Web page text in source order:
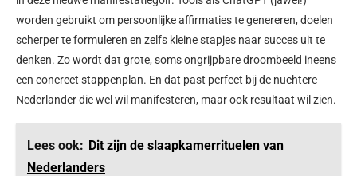
worden gebruikt om persoonlijke affirmaties te genereren, doelen
scherper te formuleren en zelfs kleine stapjes naar succes uit te
denken. Zo wordt dat grote, soms ongrijpbare droombeeld ineens
een concreet stappenplan. En dat past perfect bij de nuchtere
Nederlander die wel wil manifesteren, maar ook resultaat wil zien.
Lees ook: Dit zijn de slaapkamerrituelen van
Nederlanders